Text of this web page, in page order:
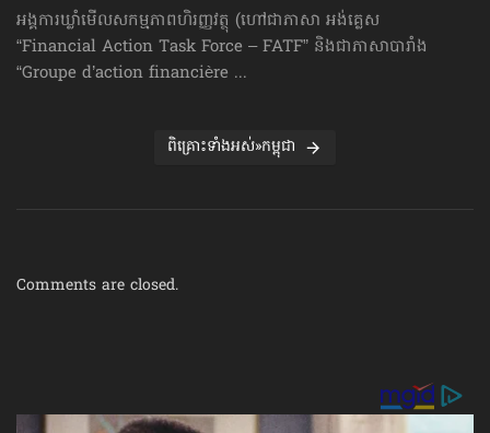
អង្គការឃ្លាំមើលសកម្មភាពហិរញ្ញវត្ថុ (ហៅ​ជា​ភាសា អង់គ្លេស
“Financial Action Task Force – FATF” និងជាភាសាបារាំង
“Groupe d’action financière ...
ពិគ្រោះទាំងអស់»កម្ពុជា
Comments are closed.